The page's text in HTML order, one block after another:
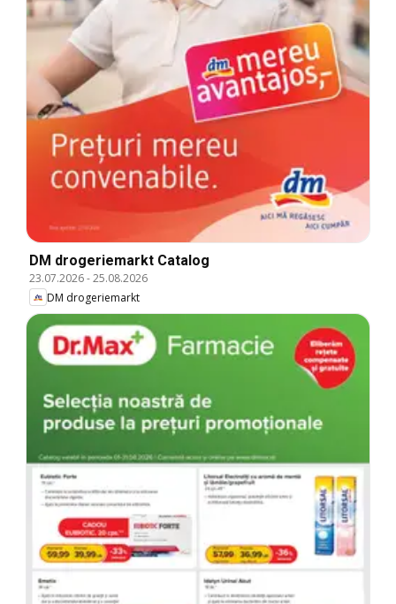
DM drogeriemarkt Catalog
23.07.2026-25.08.2026
DM drogeriemarkt